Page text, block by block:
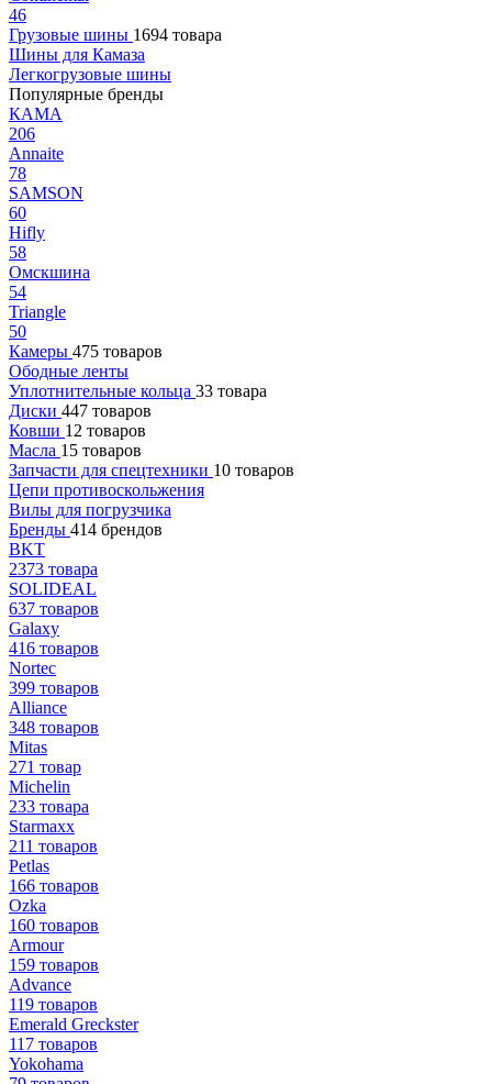
46
Грузовые шины 1694 товара
Шины для Камаза
Легкогрузовые шины
Популярные бренды
КАМА
206
Annaite
78
SAMSON
60
Hifly
58
Омскшина
54
Triangle
50
Камеры 475 товаров
Ободные ленты
Уплотнительные кольца 33 товара
Диски 447 товаров
Ковши 12 товаров
Масла 15 товаров
Запчасти для спецтехники 10 товаров
Цепи противоскольжения
Вилы для погрузчика
Бренды 414 брендов
BKT
2373 товара
SOLIDEAL
637 товаров
Galaxy
416 товаров
Nortec
399 товаров
Alliance
348 товаров
Mitas
271 товар
Michelin
233 товара
Starmaxx
211 товаров
Petlas
166 товаров
Ozka
160 товаров
Armour
159 товаров
Advance
119 товаров
Emerald Greckster
117 товаров
Yokohama